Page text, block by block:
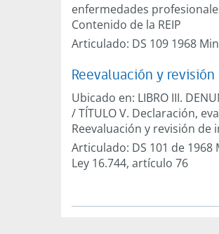
enfermedades
Contenido de la REIP
Articulado: DS 109 1968
Reevaluación y
Ubicado en: LIBRO III.
/TÍTULO V. Declaración,
Reevaluación y revisión de
Articulado: DS 101 de
Ley 16.744, artículo 76